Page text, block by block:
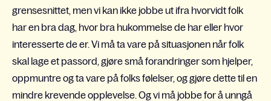
grensesnittet, men vi kan ikke jobbe ut ifra hvorvidt folk
har en bra dag, hvor bra hukommelse de har eller hvor
interesserte de er. Vi må ta vare på situasjonen når folk
skal lage et passord, gjøre små forandringer som hjelper,
oppmuntre og ta vare på folks følelser, og gjøre dette til en
mindre krevende opplevelse. Og vi må jobbe for å unngå